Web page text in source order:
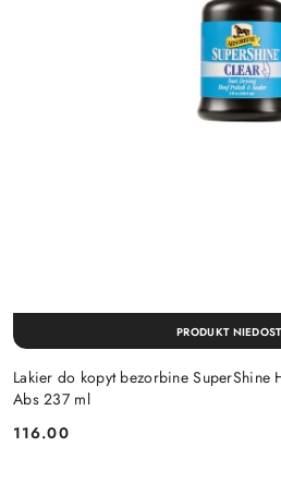
Lakier do kopyt bezorbine SuperShine
Abs 237 ml
Cena:
116.00
PRODUKT